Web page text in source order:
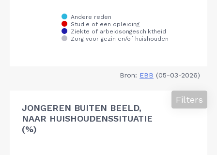
Bron: EBB (05-03-2026)
JONGEREN BUITEN BEELD,
NAAR HUISHOUDENSSITUATIE
(%)
Filters